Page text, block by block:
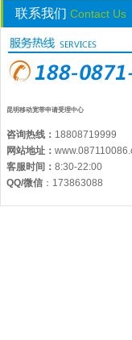
联系我们 Contact Us
昆明移动宽带申请受理中心
咨询热线： 18808719999
网站地址：
客服时间： 8:30-22:00
QQ/微信 ： 173863088